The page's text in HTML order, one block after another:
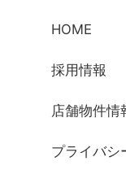
HOME
採用情報
店舗物件情
プライバシ